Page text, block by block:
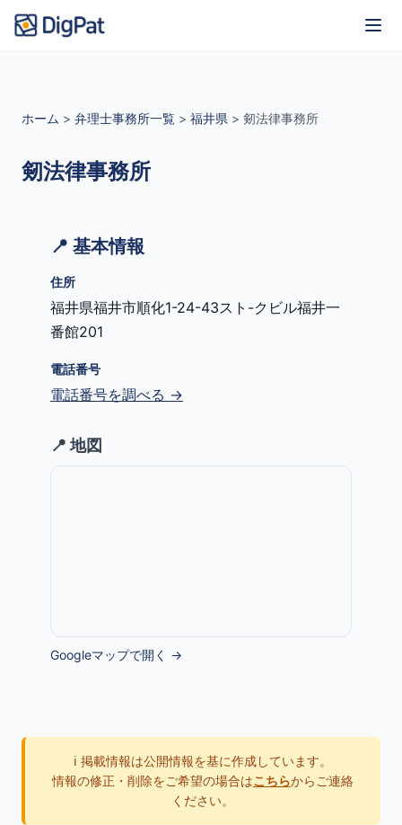
ホーム > 弁理士事務所一覧 > 福井県 > 剱法律事務所
剱法律事務所
📍 基本情報
住所
福井県福井市順化1-24-43スト-クビル福井一
番館201
電話番号
電話番号を調べる →
📍 地図
Googleマップで開く →
ℹ️ 掲載情報は公開情報を基に作成しています。
情報の修正・削除をご希望の場合はこちらからご連絡
ください。